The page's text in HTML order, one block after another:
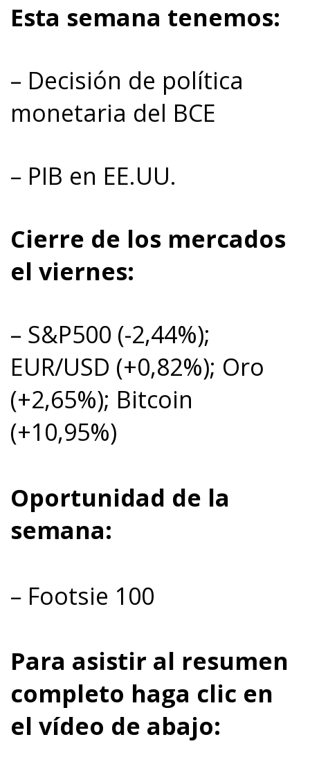
Esta semana tenemos:
– Decisión de política
monetaria del BCE
– PIB en EE.UU.
Cierre de los mercados
el viernes:
– S&P500 (-2,44%);
EUR/USD (+0,82%); Oro
(+2,65%); Bitcoin
(+10,95%)
Oportunidad de la
semana:
– Footsie 100
Para asistir al resumen
completo haga clic en
el vídeo de abajo: